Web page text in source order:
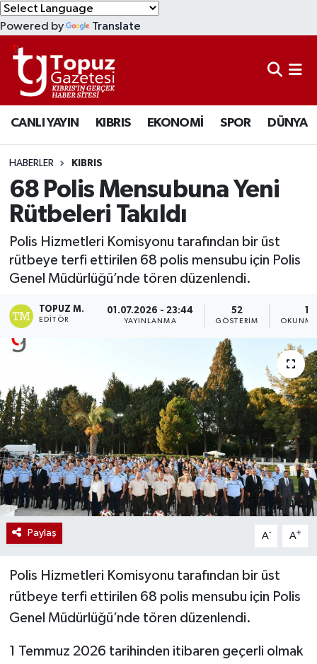
Powered by Translate
CANLI YAYIN KIBRIS EKONOMİ SPOR DÜNYA
HABERLER KIBRIS
68 Polis Mensubuna Yeni
Rütbeleri Takıldı
Polis Hizmetleri Komisyonu tarafından bir üst
rütbeye terfi ettirilen 68 polis mensubu için Polis
Genel Müdürlüğü’nde tören düzenlendi.
TOPUZ M.
EDITÖR
01.07.2026 - 23:44
YAYINLANMA
52
GÖSTERIM
Paylaş A- A+
Polis Hizmetleri Komisyonu tarafından bir üst
rütbeye terfi ettirilen 68 polis mensubu için Polis
Genel Müdürlüğü’nde tören düzenlendi.
1 Temmuz 2026 tarihinden itibaren geçerli olmak
KIBRIS
DÜNYA
EKONOMİ
MAGAZİN
SAĞLIK
SPOR
TEKNOLOJİ
TÜRKİYE
Lefkoşa Nöbetçi Eczaneler
Lefkoşa Hava Durumu
Lefkoşa Trafik Yoğunluk Haritası
Süper Lig Puan Durumu ve Fikstür
Tüm Manşetler
Son Dakika Haberleri
Haber Arşivi